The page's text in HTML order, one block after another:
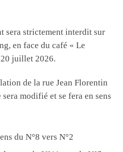
sera strictement interdit sur
en face du café « Le
juillet 2026.
de la rue Jean Florentin
modifié et se fera en sens
du N°8 vers N°2